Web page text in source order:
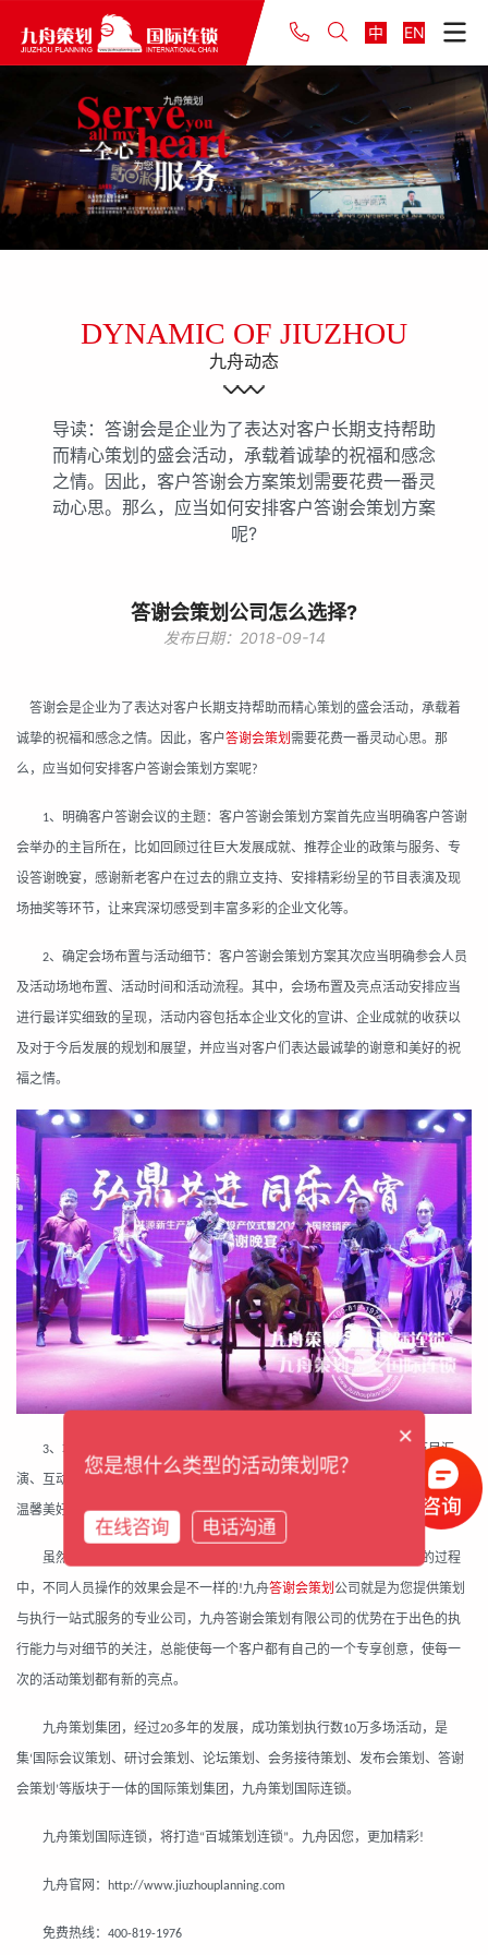
中 EN
DYNAMIC OF JIUZHOU
九舟动态
导读：答谢会是企业为了表达对客户长期支持帮助
而精心策划的盛会活动，承载着诚挚的祝福和感念
之情。因此，客户答谢会方案策划需要花费一番灵
动心思。那么，应当如何安排客户答谢会策划方案
呢?
答谢会策划公司怎么选择?
发布日期：2018-09-14
答谢会是企业为了表达对客户长期支持帮助而精心策划的盛会活动，承载着
诚挚的祝福和感念之情。因此，客户答谢会策划 需要花费一番灵动心思。那
么，应当如何安排客户答谢会策划方案呢?
1、明确客户答谢会议的主题：客户答谢会策划方案首先应当明确客户答谢
会举办的主旨所在，比如回顾过往巨大发展成就、推荐企业的政策与服务、专
设答谢晚宴，感谢新老客户在过去的鼎立支持、安排精彩纷呈的节目表演及现
场抽奖等环节，让来宾深切感受到丰富多彩的企业文化等。
2、确定会场布置与活动细节：客户答谢会策划方案其次应当明确参会人员
及活动场地布置、活动时间和活动流程。其中，会场布置及亮点活动安排应当
进行最详实细致的呈现，活动内容包括本企业文化的宣讲、企业成就的收获以
及对于今后发展的规划和展望，并应当对客户们表达最诚挚的谢意和美好的祝
福之情。
3、增加特色的活动环节：客户答谢会现场往往会安排精彩纷呈的节目汇
演、互动环节、酒水宴会以及现场的奖品发放和抽奖等环节，以丰富答谢会的
温馨美好氛围，达到其乐融融的效果。
虽然客户
的流程和细节注意点都清楚，但是在活动执行的过程
中，不同人员操作的效果会是不一样的!九舟答谢会策划 公司就是为您提供策划
与执行一站式服务的专业公司，九舟答谢会策划有限公司的优势在于出色的执
行能力与对细节的关注，总能使每一个客户都有自己的一个专享创意，使每一
次的活动策划都有新的亮点。
九舟策划集团，经过20多年的发展，成功策划执行数10万多场活动，是
集‘ 国际会议策划、研讨会策划、论坛策划、会务接待策划、发布会策划、答谢
会策划 ’等版块于一体的国际策划集团，九舟策划国际连锁。
九舟策划国际连锁，将打造“ 百城策划连锁”。九舟因您，更加精彩!
九舟官网： http://www.jiuzhouplanning.com
免费热线： 400-819-1976
×
您是想什么类型的活动策划呢？
在线咨询 电话沟通